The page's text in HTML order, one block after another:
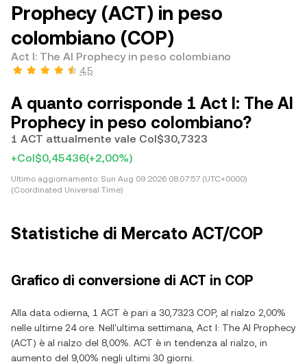
Prophecy (ACT) in peso
colombiano (COP)
Act I: The AI Prophecy in peso colombiano
4,5
A quanto corrisponde 1 Act I: The AI
Prophecy in peso colombiano?
1 ACT attualmente vale Col$30,7323
+Col$0,45436(+2,00%)
Ultimo aggiornamento: Sun Aug 09 2026 08:07:57 (UTC+0000)
(Coordinated Universal Time)
Statistiche di Mercato ACT/COP
Grafico di conversione di ACT in COP
Alla data odierna, 1 ACT è pari a 30,7323 COP, al rialzo 2,00%
nelle ultime 24 ore. Nell'ultima settimana, Act I: The AI Prophecy
(ACT) è al rialzo del 8,00%. ACT è in tendenza al rialzo, in
aumento del 9,00% negli ultimi 30 giorni.